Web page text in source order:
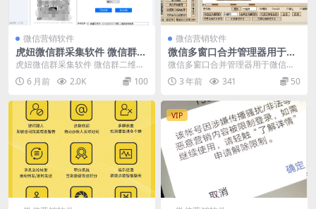
微信营销软件
虎妞微信群采集软件 微信群二
维码采集软件
虎妞微信群采集软件 微信群二维码
采集软件： 多方位多接口采集当天
的最新群的群二维...
6 月前 2.0K 100
微信营销软件
微信多窗口合并管理器用于微
信协助办公
微信多窗口合并管理器用于微信协
助办公，可大大提高工作效率！合
理使用软件可以为您节...
3 年前 341 50
VIP